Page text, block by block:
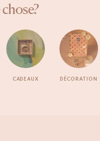
CADEAUX DÉCORATION